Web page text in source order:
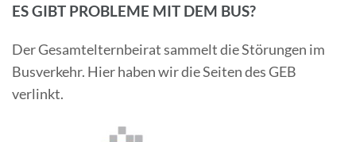
ES GIBT PROBLEME MIT DEM BUS?
Der Gesamtelternbeirat sammelt die Störungen im
Busverkehr. Hier haben wir die Seiten des GEB
verlinkt.